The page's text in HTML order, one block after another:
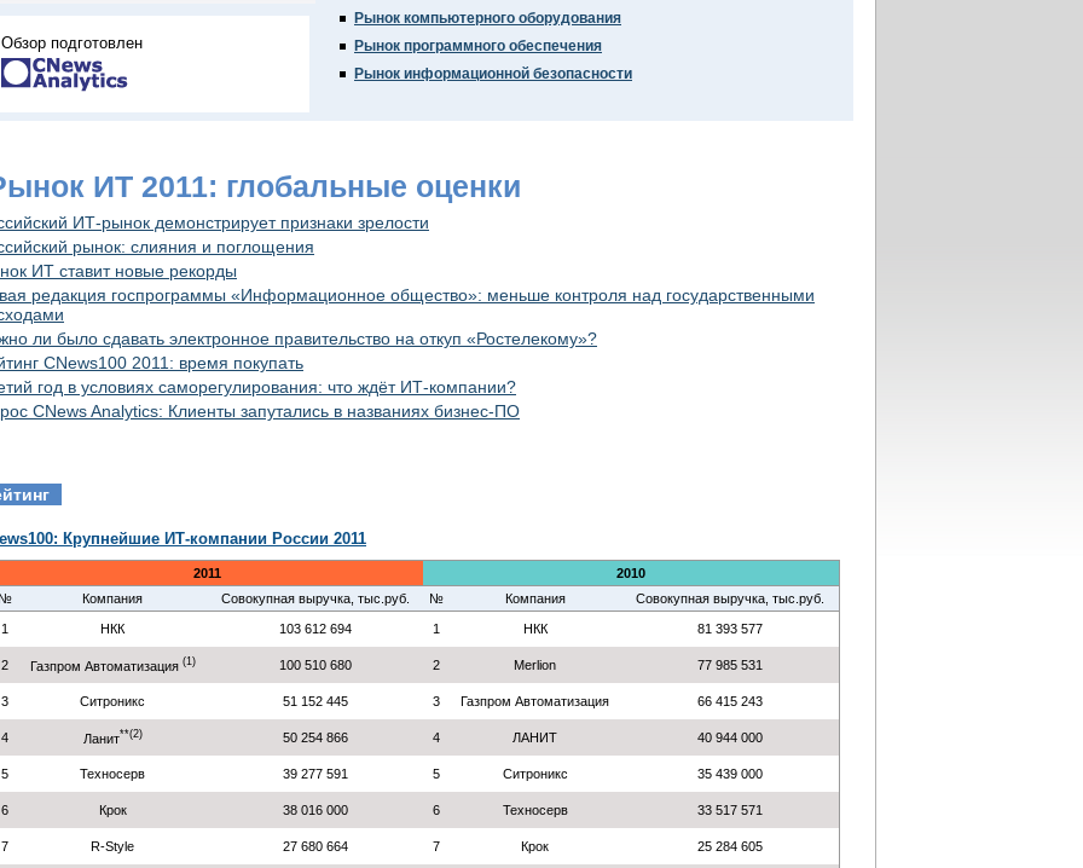
Обзор подготовлен
Рынок компьютерного оборудования
Рынок программного обеспечения
Рынок информационной безопасности
ИТ 2011: глобальные оценки
ИТ-рынок демонстрирует признаки зрелости
рынок: слияния и поглощения
ИТ ставит новые рекорды
редакция госпрограммы «Информационное общество»: меньше контроля над государственными
ли было сдавать электронное правительство на откуп «Ростелекому»?
CNews100 2011: время покупать
год в условиях саморегулирования: что ждёт ИТ-компании?
CNews Analytics: Клиенты запутались в названиях бизнес-ПО
Крупнейшие ИТ-компании России 2011
2011
2010
№
Компания Совокупная выручка, тыс.руб. № Компания Совокупная выручка, тыс.руб.
1 НКК 103 612 694 1 НКК 81 393 577
2 Газпром Автоматизация (1) 100 510 680 2 Merlion 77 985 531
3 Ситроникс 51 152 445 3 Газпром Автоматизация 66 415 243
4 Ланит**(2) 50 254 866 4 ЛАНИТ 40 944 000
5 Техносерв 39 277 591 5 Ситроникс 35 439 000
6 Крок 38 016 000 6 Техносерв 33 517 571
7 R-Style 27 680 664 7 Крок 25 284 605